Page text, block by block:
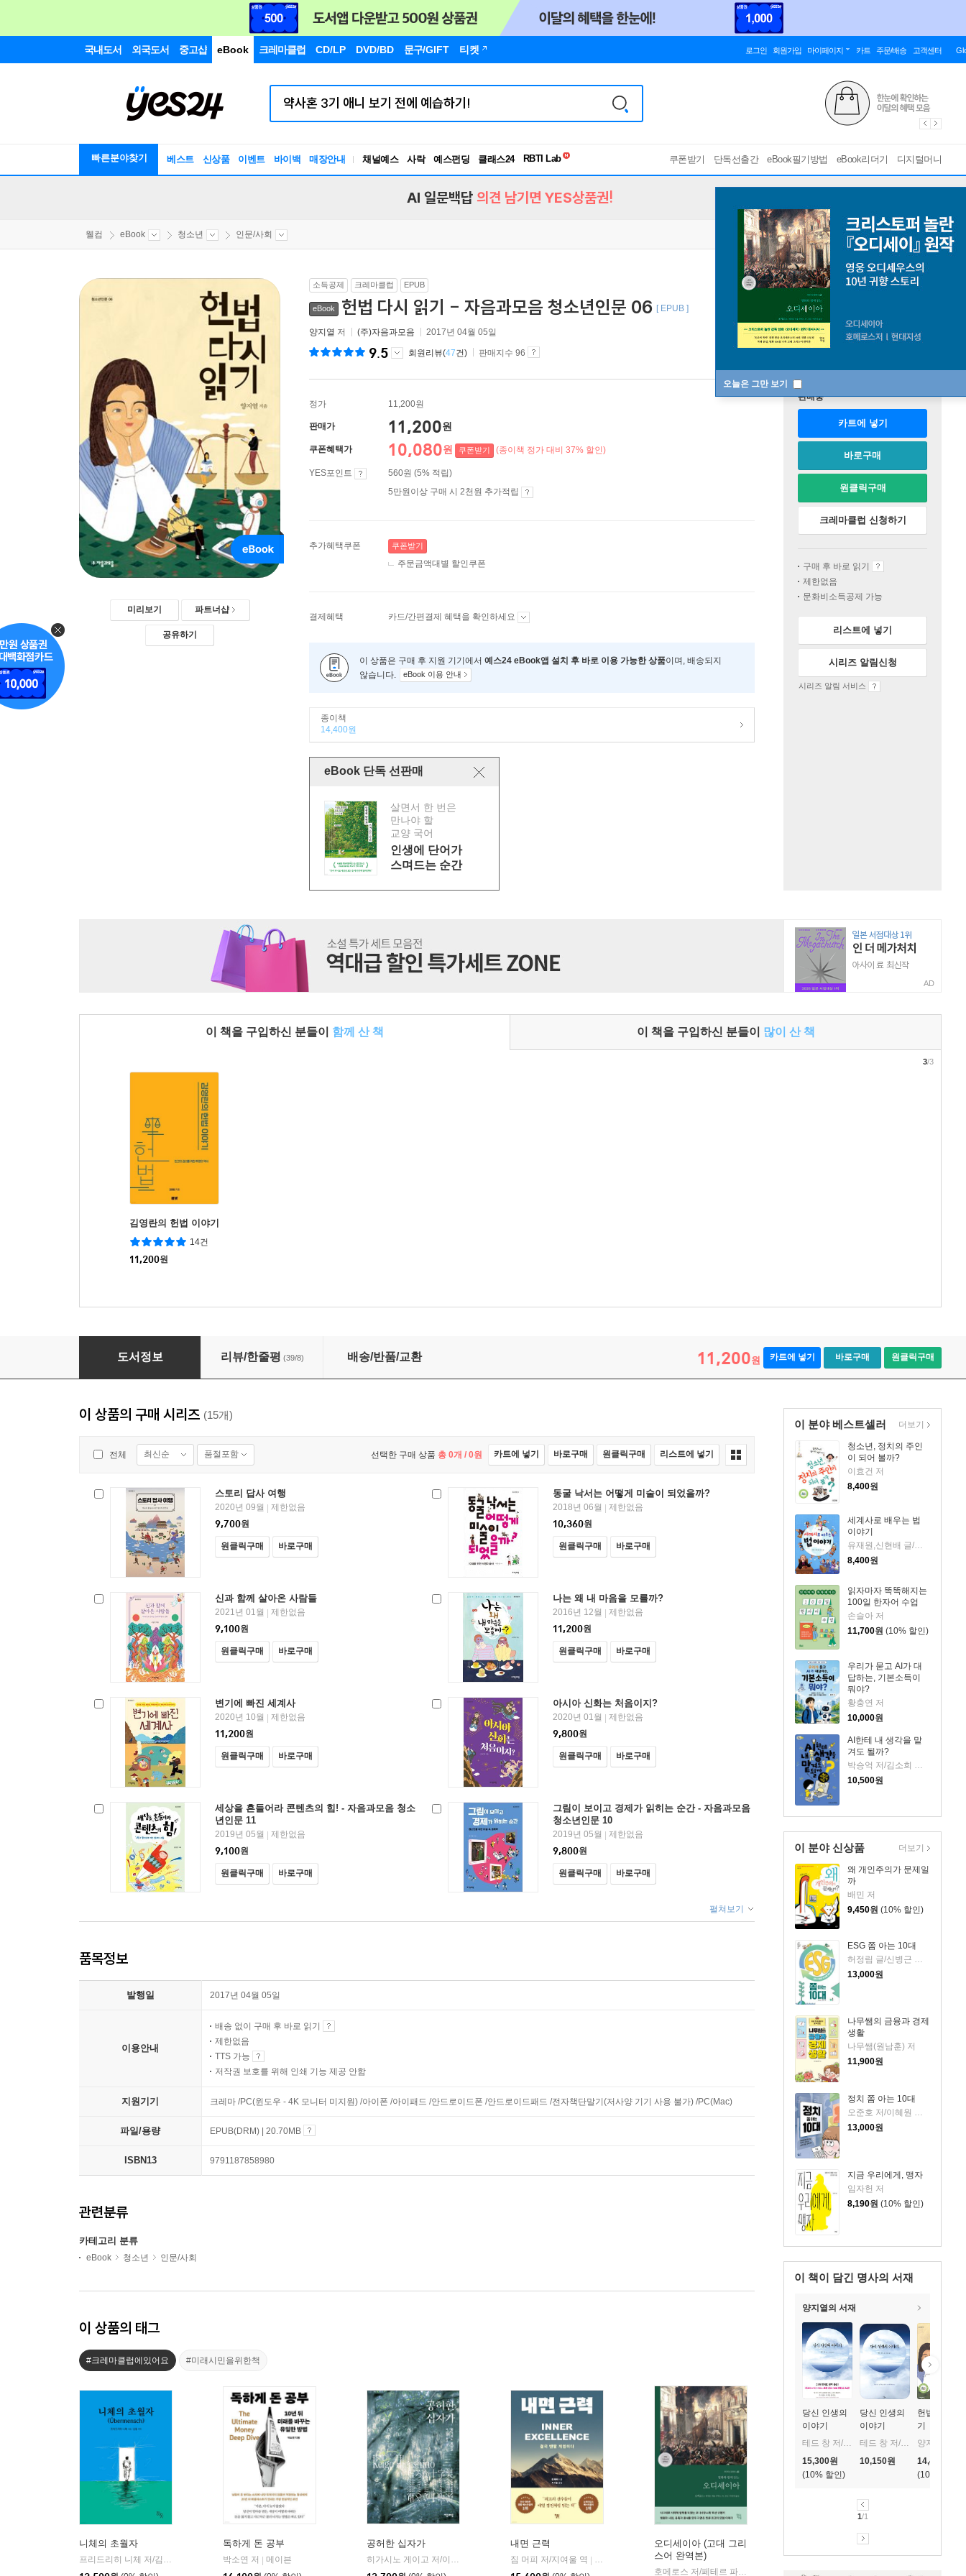
국내도서 외국도서 중고샵 eBook 크레마클럽 CD/LP DVD/BD 문구/GIFT 티켓 로그인 회원가입 마이페이지 카트 주문/배송 고객센터
빠른분야찾기 베스트 신상품 이벤트 바이백 매장안내 채널예스 사락 예스펀딩 클래스24
독서유형검사
쿠폰받기 단독선출간 eBook필기방법 eBook리더기 디지털머니
오늘은 그만 보기
AI 일문백답 의견 남기면 YES상품권!
웰컴 eBook 청소년 인문/사회
미리보기 파트너샵
공유하기
소득공제 크레마클럽 EPUB
eBook 헌법 다시 읽기 - 자음과모음 청소년인문 06 [ EPUB ]
양지열 저 (주)자음과모음 2017년 04월 05일
9.5 회원리뷰(47건) 판매지수 96
정가 11,200원
판매가 11,200원
쿠폰혜택가 10,080원 쿠폰받기 (종이책 정가 대비 37% 할인)
YES포인트
560원 (5% 적립)
5만원이상 구매 시 2천원 추가적립
추가혜택쿠폰 쿠폰받기
주문금액대별 할인쿠폰
결제혜택 카드/간편결제 혜택을 확인하세요
이 상품은 구매 후 지원 기기에서 예스24 eBook앱 설치 후 바로 이용 가능한 상품이며, 배송되지
않습니다.
eBook 이용 안내
종이책
14,400원
eBook 단독 선판매
살면서 한 번은
만나야 할
교양 국어
인생에 단어가
스며드는 순간
판매중
카트에 넣기
바로구매
원클릭구매
크레마클럽 신청하기
구매 후 바로 읽기
제한없음
문화비소득공제 가능
리스트에 넣기
시리즈 알림신청
시리즈 알림 서비스
AD
이 책을 구입하신 분들이 함께 산 책 이 책을 구입하신 분들이 많이 산 책
김영란의 헌법 이야기
14건
11,200원
3/3
헌법 다시 읽기 - 자음과모음 청소년인문 06
도서정보 리뷰/한줄평 (39/8) 배송/반품/교환 11,200원 카트에 넣기 바로구매 원클릭구매
이 분야 베스트셀러
청소년, 정치의 주인
이 되어 볼까?
이효건 저
8,400원
세계사로 배우는 법
이야기
유재원,신현배 글/임혜경 그림
8,400원
읽자마자 똑똑해지는
100일 한자어 수업
손슬아 저
11,700원 (10% 할인)
우리가 묻고 AI가 대
답하는, 기본소득이
뭐야?
황충연 저
10,000원
AI한테 내 생각을 맡
겨도 될까?
박승억 저/김소희 그림
10,500원
더보기
이 분야 신상품
왜 개인주의가 문제일
까
배민 저
9,450원 (10% 할인)
ESG 쫌 아는 10대
13,000원
나무쌤의 금융과 경제
생활
나무쌤(원남훈) 저
11,900원
정치 쫌 아는 10대
13,000원
지금 우리에게, 맹자
임자헌 저
8,190원 (10% 할인)
더보기
이 책이 담긴 명사의 서재
양지열의 서재
당신 인생의
이야기
10%
15,300원
당신 인생의
이야기
10,150원
헌법 다시 읽
기
양지열 저
10
14,400
1/1
이 상품의 구매 시리즈 (15개)
전체 최신순 품절포함 선택한 구매 상품 총 0개 / 0원 카트에 넣기 바로구매 원클릭구매 리스트에 넣기
스토리 답사 여행
2020년 09월 | 제한없음
9,700원
원클릭구매 바로구매
동굴 낙서는 어떻게 미술이 되었을까?
2018년 06월 | 제한없음
10,360원
원클릭구매 바로구매
신과 함께 살아온 사람들
2021년 01월 | 제한없음
9,100원
원클릭구매 바로구매
나는 왜 내 마음을 모를까?
2016년 12월 | 제한없음
11,200원
원클릭구매 바로구매
변기에 빠진 세계사
2020년 10월 | 제한없음
11,200원
원클릭구매 바로구매
아시아 신화는 처음이지?
2020년 01월 | 제한없음
9,800원
원클릭구매 바로구매
세상을 흔들어라 콘텐츠의 힘! - 자음과모음 청소
년인문 11
2019년 05월 | 제한없음
9,100원
원클릭구매 바로구매
그림이 보이고 경제가 읽히는 순간 - 자음과모음
청소년인문 10
2019년 05월 | 제한없음
9,800원
원클릭구매 바로구매
펼쳐보기
품목정보
발행일 2017년 04월 05일
이용안내
배송 없이 구매 후 바로 읽기
제한없음
TTS 가능
저작권 보호를 위해 인쇄 기능 제공 안함
지원기기 크레마 /PC(윈도우 - 4K 모니터 미지원) /아이폰 /아이패드 /안드로이드폰 /안드로이드패드 /전자책단말기(저사양 기기 사용 불가) /PC(Mac)
파일/용량 EPUB(DRM) | 20.70MB
ISBN13 9791187858980
관련분류
카테고리 분류
eBook 청소년 인문/사회
이 상품의 태그
#크레마클럽에있어요 #미래시민을위한책
니체의 초월자 독하게 돈 공부
박소연 저 | 메이븐
공허한 십자가
자음과모음
내면 근력
짐 머피 저/지여울 역 |
오디세이아 (고대 그리
스어 완역본)